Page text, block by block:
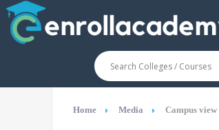
Home Media Campus